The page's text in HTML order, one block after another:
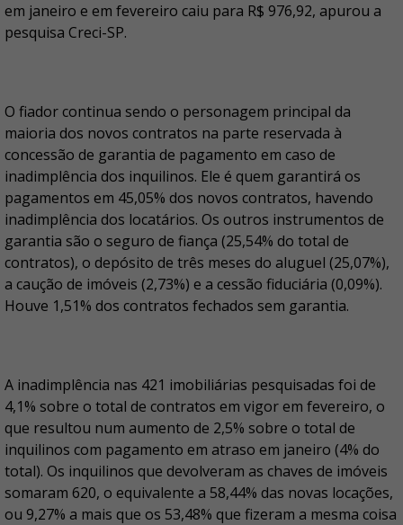
em janeiro e em fevereiro caiu para R$ 976,92, apurou a
pesquisa Creci-SP.
O fiador continua sendo o personagem principal da
maioria dos novos contratos na parte reservada à
concessão de garantia de pagamento em caso de
inadimplência dos inquilinos. Ele é quem garantirá os
pagamentos em 45,05% dos novos contratos, havendo
inadimplência dos locatários. Os outros instrumentos de
garantia são o seguro de fiança (25,54% do total de
contratos), o depósito de três meses do aluguel (25,07%),
a caução de imóveis (2,73%) e a cessão fiduciária (0,09%).
Houve 1,51% dos contratos fechados sem garantia.
A inadimplência nas 421 imobiliárias pesquisadas foi de
4,1% sobre o total de contratos em vigor em fevereiro, o
que resultou num aumento de 2,5% sobre o total de
inquilinos com pagamento em atraso em janeiro (4% do
total). Os inquilinos que devolveram as chaves de imóveis
somaram 620, o equivalente a 58,44% das novas locações,
ou 9,27% a mais que os 53,48% que fizeram a mesma coisa